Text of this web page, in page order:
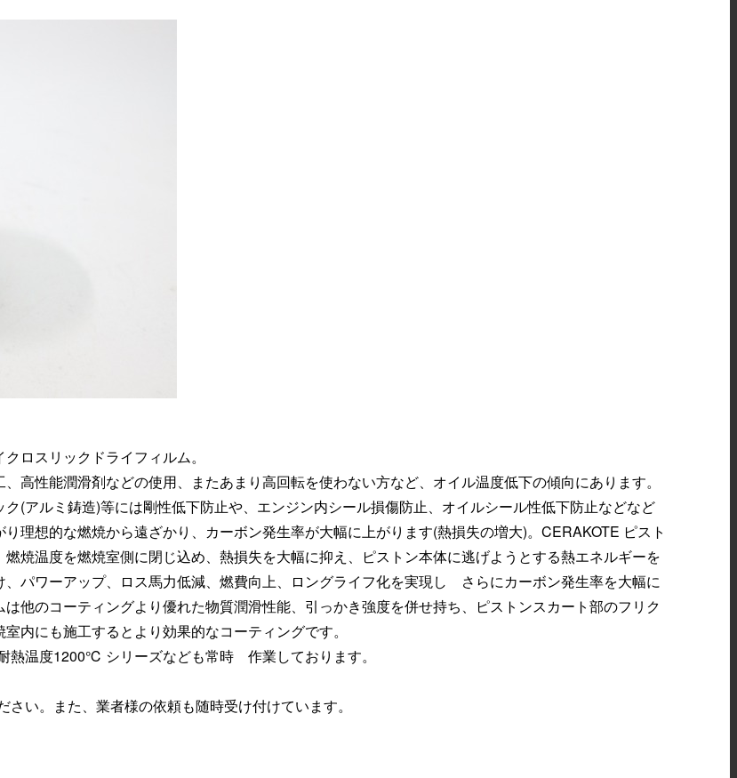
ロスリックドライフィルム。
高性能潤滑剤などの使用、またあまり高回転を使わない方など、オイル温度低下の傾向にあります。
(アルミ鋳造)等には剛性低下防止や、エンジン内シール損傷防止、オイルシール性低下防止などなど
理想的な燃焼から遠ざかり、カーボン発生率が大幅に上がります(熱損失の増大)。CERAKOTE ピスト
焼温度を燃焼室側に閉じ込め、熱損失を大幅に抑え、ピストン本体に逃げようとする熱エネルギーを
パワーアップ、ロス馬力低減、燃費向上、ロングライフ化を実現し さらにカーボン発生率を大幅に
他のコーティングより優れた物質潤滑性能、引っかき強度を併せ持ち、ピストンスカート部のフリク
内にも施工するとより効果的なコーティングです。
熱温度1200℃ シリーズなども常時 作業しております。
い。また、業者様の依頼も随時受け付けています。